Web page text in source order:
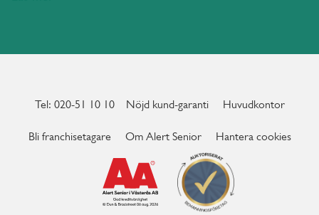
Karlstad
Kristianstad
Kungsbacka
Tel: 020-51 10 10 Nöjd kund-garanti Huvudkontor
Bli franchisetagare Om Alert Senior Hantera cookies